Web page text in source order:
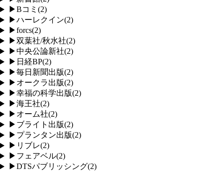
▶Bコミ (2)
▶ハーレクイン(2)
▶forcs(2)
▶双葉社/秋水社(2)
▶中央公論新社(2)
▶ 日経BP(2)
▶毎日新聞出版(2)
▶ オークラ出版(2)
▶幸福の科学出版(2)
▶海王社(2)
▶ オーム社(2)
▶ ブライト出版(2)
▶ プランタン出版(2)
▶ リブレ(2)
▶ フェアベル(2)
▶DTSパブリッシング(2)